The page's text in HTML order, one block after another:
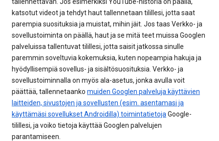
katsotut videot ja tehdyt haut tallennetaan tilillesi, jotta saat
parempia suosituksia ja muistat, mihin jäit. Jos taas Verkko- ja
sovellustoiminta on päällä, haut ja se mitä teet muissa Googlen
palveluissa tallentuvat tilillesi, jotta saisit jatkossa sinulle
paremmin soveltuvia kokemuksia, kuten nopeampia hakuja ja
hyödyllisempiä sovellus- ja sisältösuosituksia. Verkko- ja
sovellustoiminnalla on myös ala-asetus, jonka avulla voit
päättää, tallennetaanko muiden Googlen palveluja käyttävien
laitteiden, sivustojen ja sovellusten (esim. asentamasi ja
käyttämäsi sovellukset Androidilla) toimintatietoja Google-
tilillesi, ja voiko tietoja käyttää Googlen palvelujen
parantamiseen.